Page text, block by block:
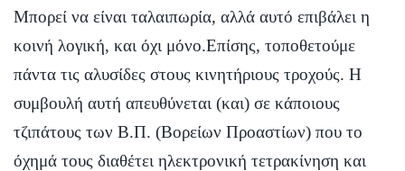
Μπορεί να είναι ταλαιπωρία, αλλά αυτό επιβάλει η
κοινή λογική, και όχι μόνο.Επίσης, τοποθετούμε
πάντα τις αλυσίδες στους κινητήριους τροχούς. Η
συμβουλή αυτή απευθύνεται (και) σε κάποιους
τζιπάτους των Β.Π. (Βορείων Προαστίων) που το
όχημά τους διαθέτει ηλεκτρονική τετρακίνηση και